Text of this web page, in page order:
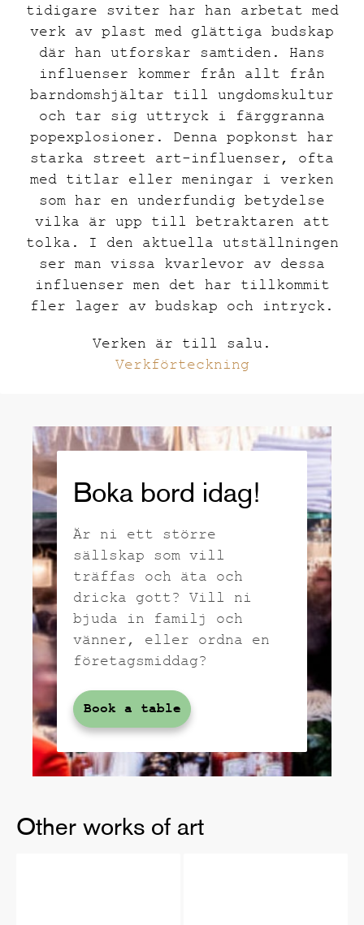
tidigare sviter har han arbetat med
verk av plast med glättiga budskap
där han utforskar samtiden. Hans
influenser kommer från allt från
barndomshjältar till ungdomskultur
och tar sig uttryck i färggranna
popexplosioner. Denna popkonst har
starka street art-influenser, ofta
med titlar eller meningar i verken
som har en underfundig betydelse
vilka är upp till betraktaren att
tolka. I den aktuella utställningen
ser man vissa kvarlevor av dessa
influenser men det har tillkommit
fler lager av budskap och intryck.
Verken är till salu.
Verkförteckning
Boka bord idag!
Är ni ett större
sällskap som vill
träffas och äta och
dricka gott? Vill ni
bjuda in familj och
vänner, eller ordna en
företagsmiddag?
Book a table
Other works of art